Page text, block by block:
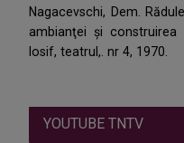
Nagacevschi, Dem.
ambianţei şi construirea
Iosif, teatrul,. nr 4, 1970.
YOUTUBE TNTV